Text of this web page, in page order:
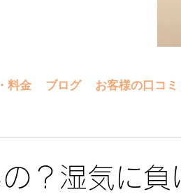
料金 ブログ お客様の口コミ
？湿気に負